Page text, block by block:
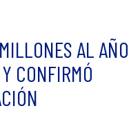
AL AÑO
CONFIRMÓ